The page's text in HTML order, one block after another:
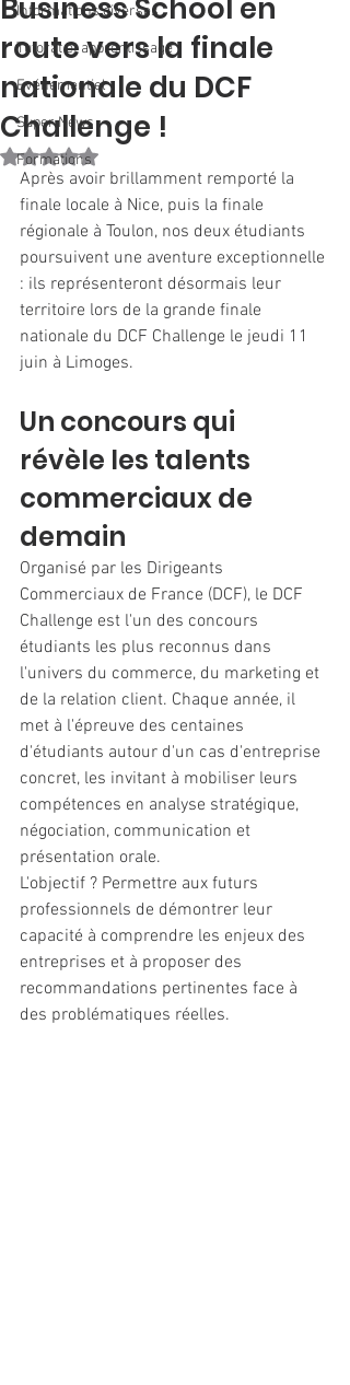
Informations diverses
Tutorat et apprentissage
Evénementiel
Super News
Formations
Business School en
route vers la finale
nationale du DCF
Challenge !
Noté NaN étoiles sur 5.
Après avoir brillamment remporté la
finale locale à Nice, puis la finale
régionale à Toulon, nos deux étudiants
poursuivent une aventure exceptionnelle
: ils représenteront désormais leur
territoire lors de la grande finale
nationale du DCF Challenge le jeudi 11
juin à Limoges.
Un concours qui
révèle les talents
commerciaux de
demain
Organisé par les Dirigeants
Commerciaux de France (DCF), le DCF
Challenge est l'un des concours
étudiants les plus reconnus dans
l'univers du commerce, du marketing et
de la relation client. Chaque année, il
met à l'épreuve des centaines
d'étudiants autour d'un cas d'entreprise
concret, les invitant à mobiliser leurs
compétences en analyse stratégique,
négociation, communication et
présentation orale.
L'objectif ? Permettre aux futurs
professionnels de démontrer leur
capacité à comprendre les enjeux des
entreprises et à proposer des
recommandations pertinentes face à
des problématiques réelles.